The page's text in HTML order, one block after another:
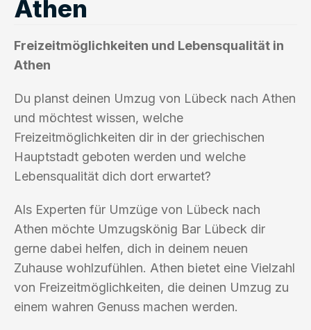
Athen
Freizeitmöglichkeiten und Lebensqualität in
Athen
Du planst deinen Umzug von Lübeck nach Athen
und möchtest wissen, welche
Freizeitmöglichkeiten dir in der griechischen
Hauptstadt geboten werden und welche
Lebensqualität dich dort erwartet?
Als Experten für Umzüge von Lübeck nach
Athen möchte Umzugskönig Bar Lübeck dir
gerne dabei helfen, dich in deinem neuen
Zuhause wohlzufühlen. Athen bietet eine Vielzahl
von Freizeitmöglichkeiten, die deinen Umzug zu
einem wahren Genuss machen werden.